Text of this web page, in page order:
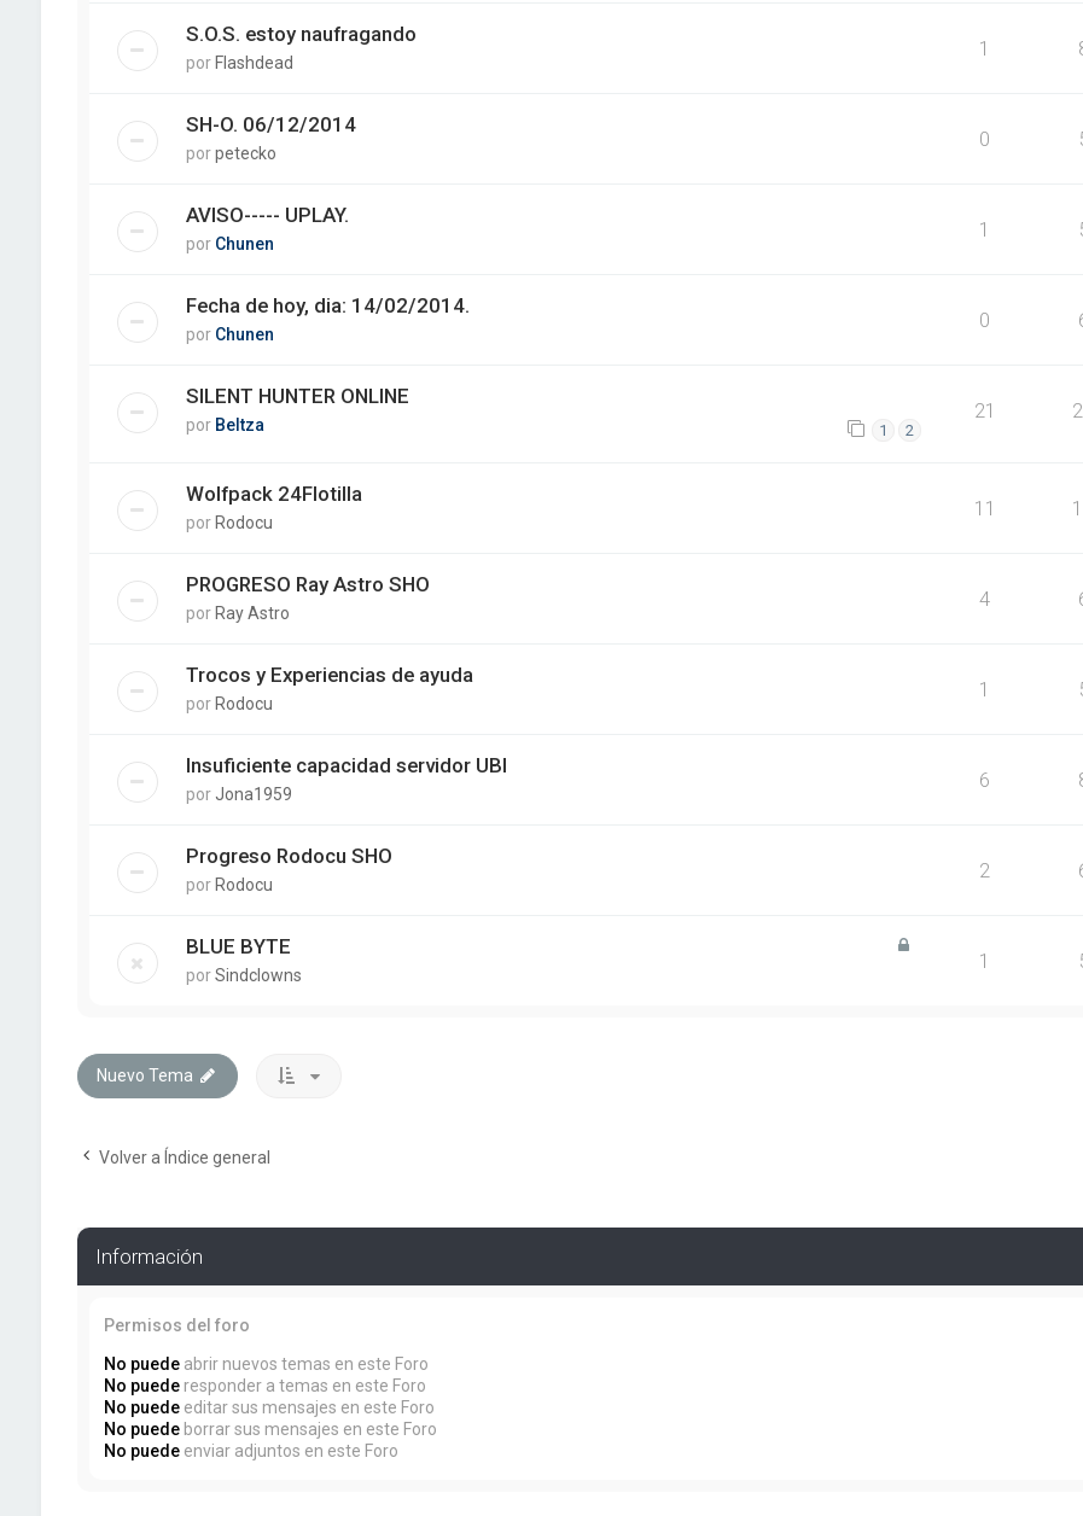
S.O.S. estoy naufragando
porFlashdead
1
SH-O. 06/12/2014
porpetecko
0
AVISO----- UPLAY.
por Chunen
1
Fecha de hoy, dia: 14/02/2014.
por Chunen
0
SILENT HUNTER ONLINE
por Beltza 1 2
21
Wolfpack 24Flotilla
por Rodocu
11
PROGRESO Ray Astro SHO
por Ray Astro
4
Trocos y Experiencias de ayuda
por Rodocu
1
Insuficiente capacidad servidor UBI
por Jona1959
6
Progreso Rodocu SHO
por Rodocu
2
BLUE BYTE
porSindclowns
1
Nuevo Tema
Volver a Índice general
Información
Permisos del foro
No puedeabrir nuevos temas en este Foro
No puederesponder a temas en este Foro
No puedeeditar sus mensajes en este Foro
No puedeborrar sus mensajes en este Foro
No puedeenviar adjuntos en este Foro